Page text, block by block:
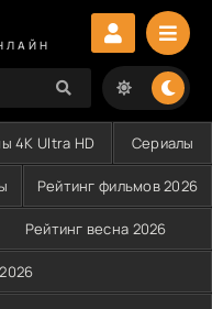
4K Ultra HD Сериалы
Рейтинг фильмов 2026
Рейтинг весна 2026